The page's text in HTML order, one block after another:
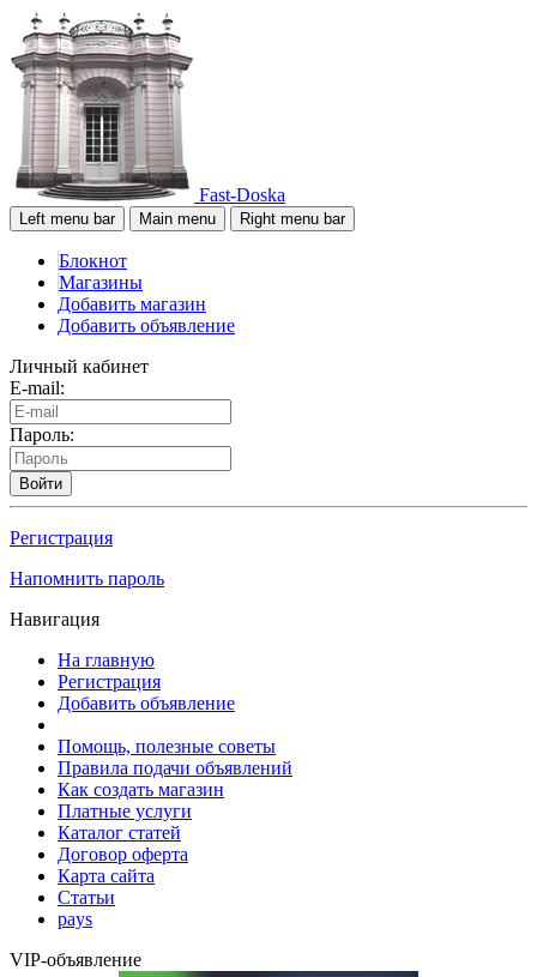
Fast-Doska
Left menu bar Main menu Right menu bar
Блокнот
Магазины
Добавить магазин
Добавить объявление
Личный кабинет
E-mail:
Пароль:
Войти
Регистрация
Напомнить пароль
Навигация
На главную
Регистрация
Добавить объявление
Помощь, полезные советы
Правила подачи объявлений
Как создать магазин
Платные услуги
Каталог статей
Договор оферта
Карта сайта
Статьи
pays
VIP-объявление